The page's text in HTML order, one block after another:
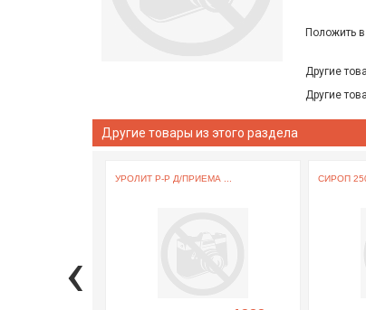
Положить в
Другие
Другие
Другие товары из этого раздела
УРОЛИТ Р-Р Д/ПРИЕМА ... СИРОП
‹